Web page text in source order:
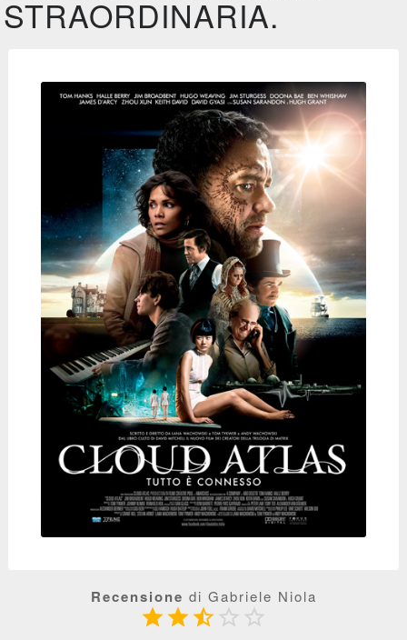
STRAORDINARIA.
Recensione di Gabriele Niola
  